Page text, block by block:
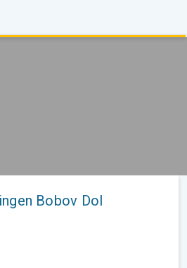
Bobov Dol